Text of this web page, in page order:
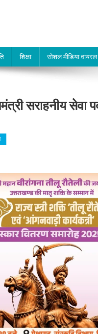
शिक्षा सोशल मीडिया वायरल
सराहनीय सेवा